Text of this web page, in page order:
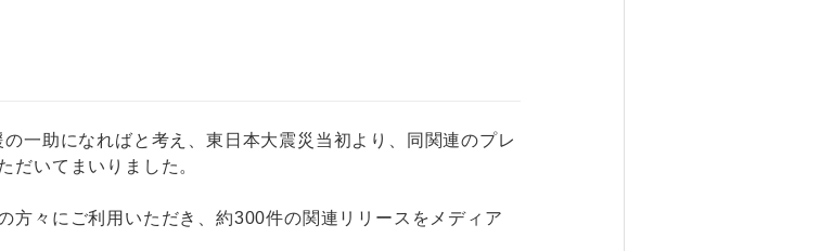
一助になればと考え、東日本大震災当初より、同関連のプレ
だいてまいりました。
方々にご利用いただき、約300件の関連リリースをメディア